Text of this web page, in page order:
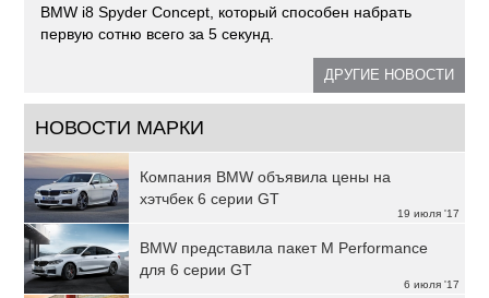
BMW i8 Spyder Concept, который способен набрать
первую сотню всего за 5 секунд.
ДРУГИЕ НОВОСТИ
НОВОСТИ МАРКИ
19 июля '17
Компания BMW объявила цены на
хэтчбек 6 серии GT
6 июля '17
BMW представила пакет M Performance
для 6 серии GT